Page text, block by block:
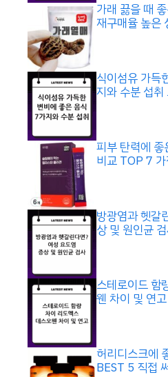
가래 끓을 때
재구매율 높은
식이섬유 가득
지와 수분 섭취
피부 탄력에
비교 TOP 7
방광염과 헷갈
상 및 원인균
스테로이드 함
웬 차이 및 연
허리디스크에
BEST 5 직접